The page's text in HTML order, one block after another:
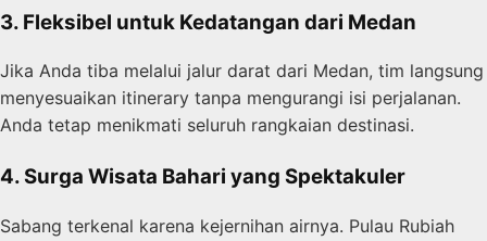
3. Fleksibel untuk Kedatangan dari Medan
Jika Anda tiba melalui jalur darat dari Medan, tim langsung
menyesuaikan itinerary tanpa mengurangi isi perjalanan.
Anda tetap menikmati seluruh rangkaian destinasi.
4. Surga Wisata Bahari yang Spektakuler
Sabang terkenal karena kejernihan airnya. Pulau Rubiah